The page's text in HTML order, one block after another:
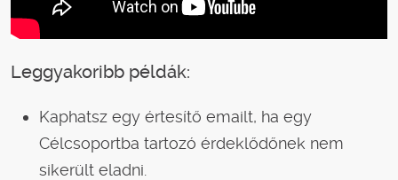
Leggyakoribb példák:
Kaphatsz egy értesítő emailt, ha egy
Célcsoportba tartozó érdeklődőnek nem
sikerült eladni.